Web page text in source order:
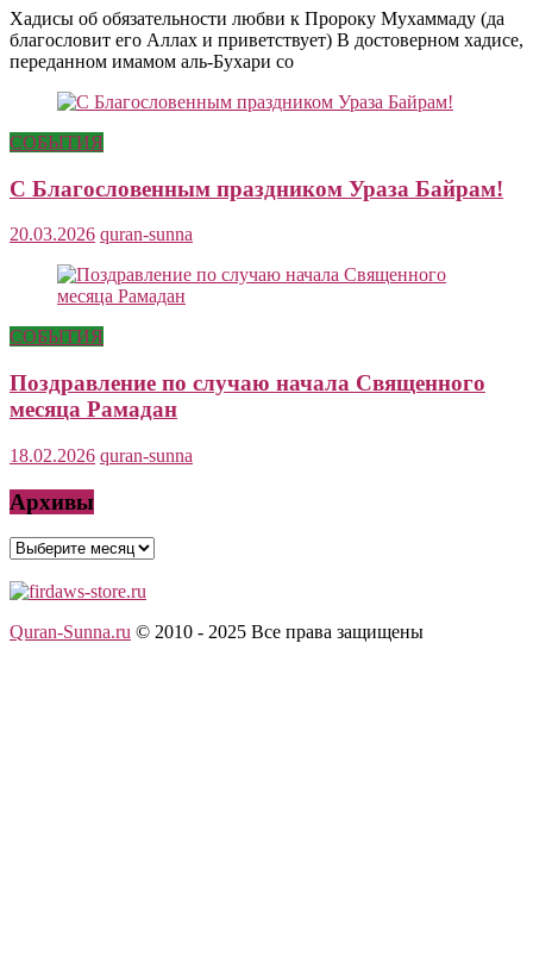
Хадисы об обязательности любви к Пророку Мухаммаду (да
благословит его Аллах и приветствует) В достоверном хадисе,
переданном имамом аль-Бухари со
СОБЫТИЯ
С Благословенным праздником Ураза Байрам!
20.03.2026 quran-sunna
СОБЫТИЯ
Поздравление по случаю начала Священного
месяца Рамадан
18.02.2026 quran-sunna
Архивы
Архивы
Quran-Sunna.ru © 2010 - 2025 Все права защищены